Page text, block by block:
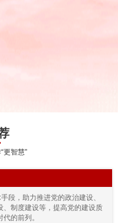
更智慧”
段，助力推进党的政治建设、
、制度建设等，提高党的建设质
的前列。